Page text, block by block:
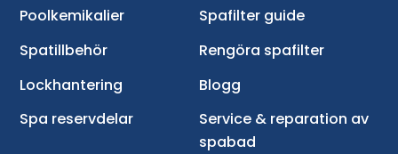
Poolkemikalier
Spatillbehör
Lockhantering
Spa reservdelar
Spafilter guide
Rengöra spafilter
Blogg
Service & reparation av
spabad